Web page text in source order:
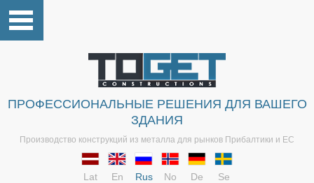
ПРОФЕССИОНАЛЬНЫЕ РЕШЕНИЯ ДЛЯ ВАШЕГО
ЗДАНИЯ
Производство конструкций из металла для рынков Прибалтики и ЕС
Lat En Rus No De Se